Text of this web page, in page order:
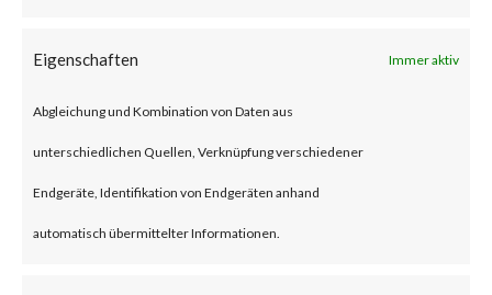
Eigenschaften Immer aktiv
Abgleichung und Kombination von Daten aus
unterschiedlichen Quellen, Verknüpfung verschiedener
Endgeräte, Identifikation von Endgeräten anhand
automatisch übermittelter Informationen.
reported that the flaw has been
actively exploited in the wild.
Microsoft released a patch on